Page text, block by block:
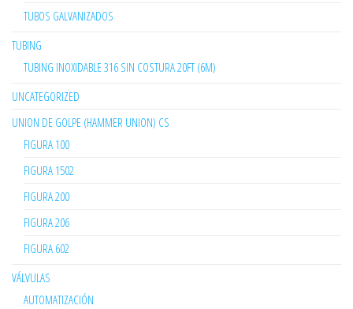
TUBOS GALVANIZADOS
TUBING
TUBING INOXIDABLE 316 SIN COSTURA 20FT (6M)
UNCATEGORIZED
UNION DE GOLPE (HAMMER UNION) CS
FIGURA 100
FIGURA 1502
FIGURA 200
FIGURA 206
FIGURA 602
VÁLVULAS
AUTOMATIZACIÓN